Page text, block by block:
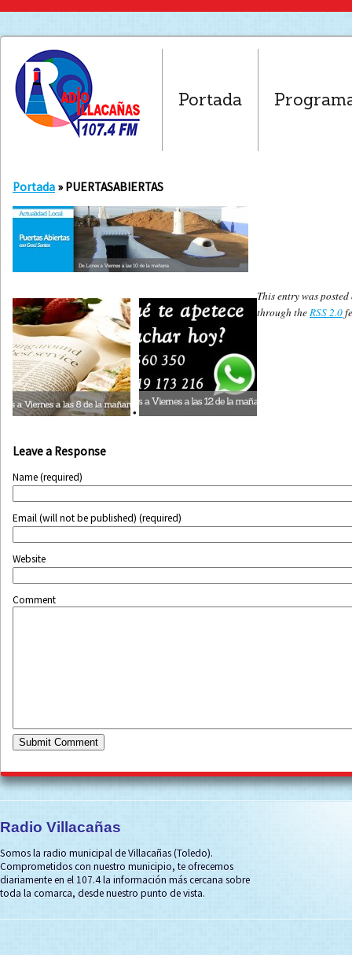
Portada
Portada » PUERTASABIERTAS
•
This entry was
through the RSS 2.0
Leave a Response
Name (required)
Email (will not be published) (required)
Website
Comment
Radio Villacañas
Somos la radio municipal de Villacañas (Toledo).
Comprometidos con nuestro municipio, te ofrecemos
diariamente en el 107.4 la información más cercana sobre
toda la comarca, desde nuestro punto de vista.